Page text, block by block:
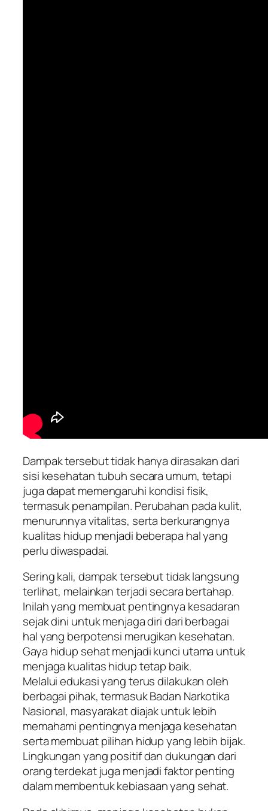
Dampak tersebut tidak hanya dirasakan dari
sisi kesehatan tubuh secara umum, tetapi
juga dapat memengaruhi kondisi fisik,
termasuk penampilan. Perubahan pada kulit,
menurunnya vitalitas, serta berkurangnya
kualitas hidup menjadi beberapa hal yang
perlu diwaspadai.
Sering kali, dampak tersebut tidak langsung
terlihat, melainkan terjadi secara bertahap.
Inilah yang membuat pentingnya kesadaran
sejak dini untuk menjaga diri dari berbagai
hal yang berpotensi merugikan kesehatan.
Gaya hidup sehat menjadi kunci utama untuk
menjaga kualitas hidup tetap baik.
Melalui edukasi yang terus dilakukan oleh
berbagai pihak, termasuk Badan Narkotika
Nasional, masyarakat diajak untuk lebih
memahami pentingnya menjaga kesehatan
serta membuat pilihan hidup yang lebih bijak.
Lingkungan yang positif dan dukungan dari
orang terdekat juga menjadi faktor penting
dalam membentuk kebiasaan yang sehat.